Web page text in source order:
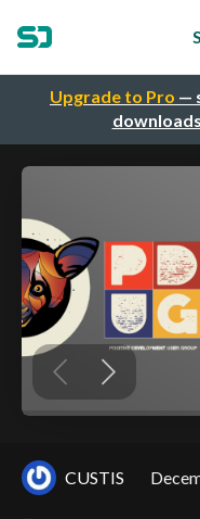
Upgrade to Pro —
CUSTIS